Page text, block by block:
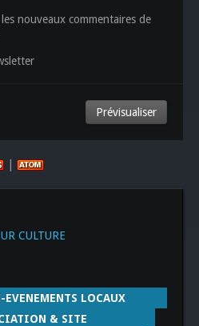
nouveaux commentaires de
|
CULTURE
LOCAUX
& SITE